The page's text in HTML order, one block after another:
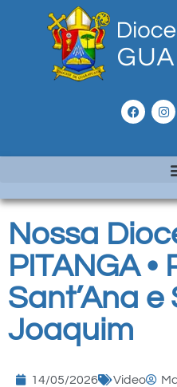
Nossa
PITANGA
Sant’Ana e
Joaquim
14/05/2026 Video